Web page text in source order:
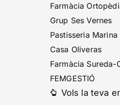
Farmàcia
Grup Ses Vernes
Pastisseria Marina
Casa Oliveras
Farmàcia Sureda-
FEMGESTIÓ
Vols la teva